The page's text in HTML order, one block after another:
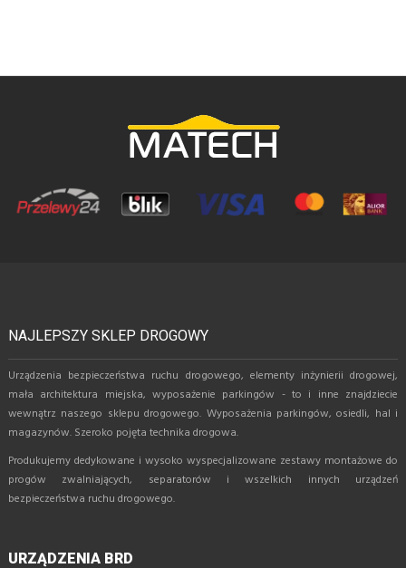
NAJLEPSZY SKLEP DROGOWY
Urządzenia bezpieczeństwa ruchu drogowego, elementy inżynierii drogowej,
mała architektura miejska, wyposażenie parkingów - to i inne znajdziecie
wewnątrz naszego sklepu drogowego. Wyposażenia parkingów, osiedli, hal i
magazynów. Szeroko pojęta technika drogowa.
Produkujemy dedykowane i wysoko wyspecjalizowane zestawy montażowe do
progów zwalniających, separatorów i wszelkich innych urządzeń
bezpieczeństwa ruchu drogowego.
URZĄDZENIA BRD